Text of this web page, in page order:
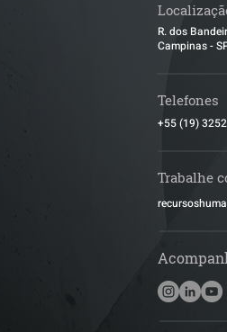
R. dos
Campinas -
Telefones
+55 (19)
Trabalhe